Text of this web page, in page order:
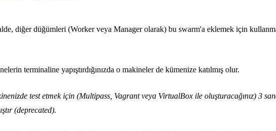
diğer düğümleri (Worker veya Manager olarak) bu swarm'a eklemek için
terminaline yapıştırdığınızda o makineler de kümenize katılmış olur.
test etmek için (Multipass, Vagrant veya VirtualBox ile oluşturacağınız) 3
(deprecated).